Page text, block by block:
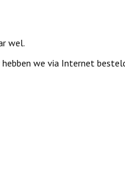
wel.
we via Internet